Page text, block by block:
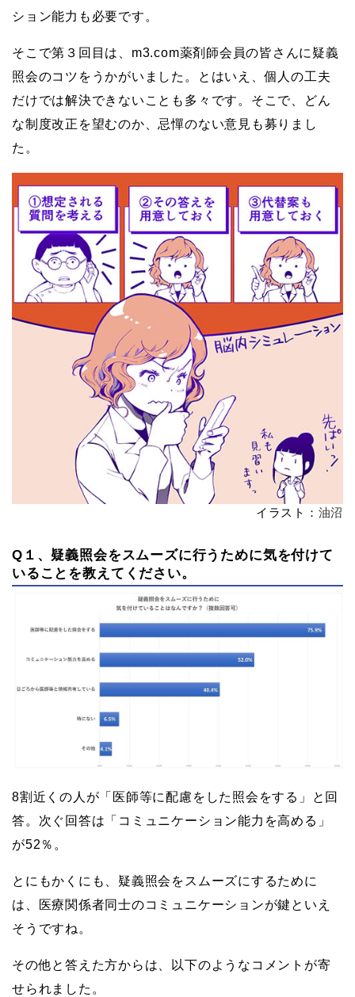
ション能力も必要です。
そこで第３回目は、m3.com薬剤師会員の皆さんに疑義
照会のコツをうかがいました。とはいえ、個人の工夫
だけでは解決できないことも多々です。そこで、どん
な制度改正を望むのか、忌憚のない意見も募りまし
た。
イラスト： 油沼
Q１、疑義照会をスムーズに行うために気を付けて
いることを教えてください。
8割近くの人が「医師等に配慮をした照会をする」と回
答。次ぐ回答は「コミュニケーション能力を高める」
が52％。
とにもかくにも、疑義照会をスムーズにするために
は、医療関係者同士のコミュニケーションが鍵といえ
そうですね。
その他と答えた方からは、以下のようなコメントが寄
せられました。